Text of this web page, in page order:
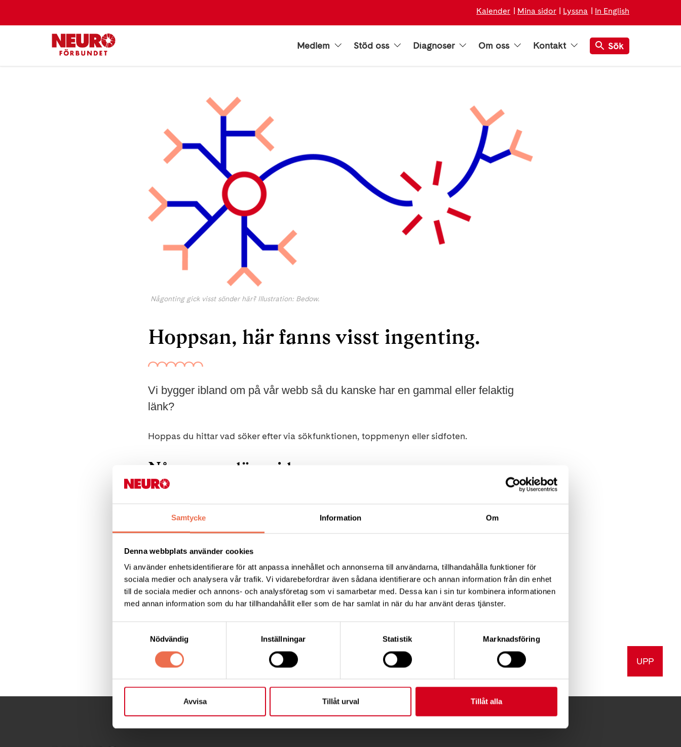
Samtycke Information Om
Denna webbplats använder cookies
Vi använder enhetsidentifierare för att anpassa innehållet och annonserna till användarna, tillhandahålla funktioner för
sociala medier och analysera vår trafik. Vi vidarebefordrar även sådana identifierare och annan information från din enhet
till de sociala medier och annons- och analysföretag som vi samarbetar med. Dessa kan i sin tur kombinera informationen
med annan information som du har tillhandahållit eller som de har samlat in när du har använt deras tjänster.
Nödvändig
Inställningar Statistik Marknadsföring
Avvisa Tillåt urval Tillåt alla
Kalender Mina sidor Lyssna In English
Medlem Stöd oss Diagnoser Om oss Kontakt Sök
Någonting gick visst sönder här? Illustration: Bedow.
Hoppsan, här fanns visst ingenting.
Vi bygger ibland om på vår webb så du kanske har en gammal eller felaktig
länk?
Hoppas du hittar vad söker efter via sökfunktionen, toppmenyn eller sidfoten.
Några populära sidor:
Om oss
MS - multipel skleros Polyneuropati
Vårt arbete Förening
Dela denna sida: Skriv ut UPP